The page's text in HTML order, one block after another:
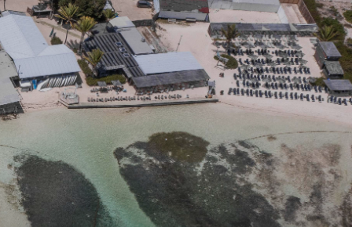
Koraal
Orang-oetan
IJsbeer